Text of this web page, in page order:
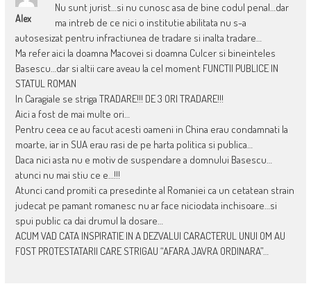
Alex
Nu sunt jurist…si nu cunosc asa de bine codul penal…dar
ma intreb de ce nici o institutie abilitata nu s-a
autosesizat pentru infractiunea de tradare si inalta tradare…
Ma refer aici la doamna Macovei si doamna Culcer si bineinteles
Basescu…dar si altii care aveau la cel moment FUNCTII PUBLICE IN
STATUL ROMAN
In Caragiale se striga TRADARE!!! DE 3 ORI TRADARE!!!
Aici a fost de mai multe ori…
Pentru ceea ce au facut acesti oameni in China erau condamnati la
moarte, iar in SUA erau rasi de pe harta politica si publica…
Daca nici asta nu e motiv de suspendare a domnului Basescu…
atunci nu mai stiu ce e…!!!
Atunci cand promiti ca presedinte al Romaniei ca un cetatean strain
judecat pe pamant romanesc nu ar face niciodata inchisoare…si
spui public ca dai drumul la dosare…
ACUM VAD CATA INSPIRATIE IN A DEZVALUI CARACTERUL UNUI OM AU
FOST PROTESTATARII CARE STRIGAU “AFARA JAVRA ORDINARA”…